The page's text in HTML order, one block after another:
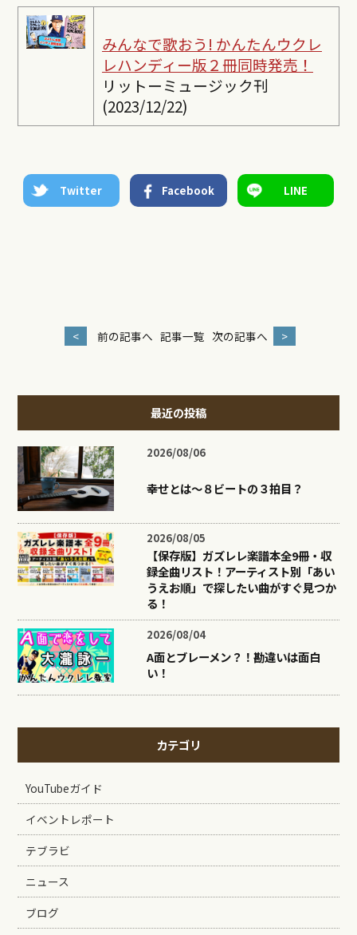
みんなで歌おう! かんたんウクレ
レハンディー版２冊同時発売！
リットーミュージック刊
(2023/12/22)
Twitter Facebook LINE
< 前の記事へ 記事一覧 次の記事へ >
最近の投稿
2026/08/06
幸せとは〜８ビートの３拍目？
2026/08/05
【保存版】ガズレレ楽譜本全9冊・収
録全曲リスト！アーティスト別「あい
うえお順」で探したい曲がすぐ見つか
る！
2026/08/04
A面とブレーメン？！勘違いは面白
い！
カテゴリ
YouTubeガイド
イベントレポート
テブラビ
ニュース
ブログ